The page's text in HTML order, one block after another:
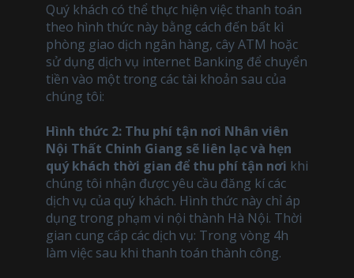
Quý khách có thể thực hiện việc thanh toán
theo hình thức này bằng cách đến bất kì
phòng giao dịch ngân hàng, cây ATM hoặc
sử dụng dịch vụ internet Banking để chuyển
tiền vào một trong các tài khoản sau của
chúng tôi:
Hình thức 2: Thu phí tận nơi Nhân viên
Nội Thất Chinh Giang sẽ liên lạc và hẹn
quý khách thời gian để thu phí tận nơi khi
chúng tôi nhận được yêu cầu đăng kí các
dịch vụ của quý khách. Hình thức này chỉ áp
dụng trong phạm vi nội thành Hà Nội. Thời
gian cung cấp các dịch vụ: Trong vòng 4h
làm việc sau khi thanh toán thành công.